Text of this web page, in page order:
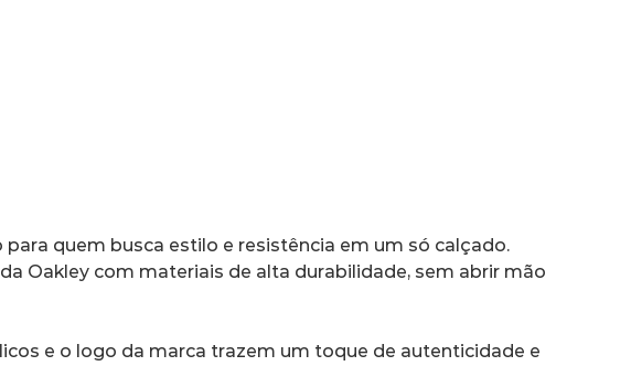
quem busca estilo e resistência em um só calçado.
Oakley com materiais de alta durabilidade, sem abrir mão
e o logo da marca trazem um toque de autenticidade e